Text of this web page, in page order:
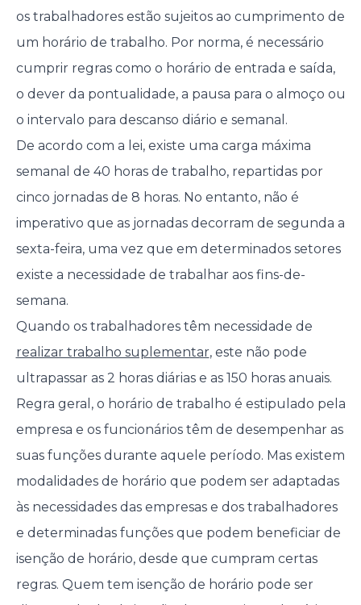
os trabalhadores estão sujeitos ao cumprimento de
um horário de trabalho. Por norma, é necessário
cumprir regras como o horário de entrada e saída,
o dever da pontualidade, a pausa para o almoço ou
o intervalo para descanso diário e semanal.
De acordo com a lei, existe uma carga máxima
semanal de 40 horas de trabalho, repartidas por
cinco jornadas de 8 horas. No entanto, não é
imperativo que as jornadas decorram de segunda a
sexta-feira, uma vez que em determinados setores
existe a necessidade de trabalhar aos fins-de-
semana.
Quando os trabalhadores têm necessidade de
realizar trabalho suplementar, este não pode
ultrapassar as 2 horas diárias e as 150 horas anuais.
Regra geral, o horário de trabalho é estipulado pela
empresa e os funcionários têm de desempenhar as
suas funções durante aquele período. Mas existem
modalidades de horário que podem ser adaptadas
às necessidades das empresas e dos trabalhadores
e determinadas funções que podem beneficiar de
isenção de horário, desde que cumpram certas
regras. Quem tem isenção de horário pode ser